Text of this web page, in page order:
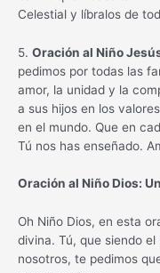
Celestial y líbralos de
5. Oración al Niño
pedimos por todas las
amor, la unidad y la
a sus hijos en los
en el mundo. Que en
Tú nos has enseñado.
Oración al Niño Dios:
Oh Niño Dios, en esta
divina. Tú, que siendo
nosotros, te pedimos